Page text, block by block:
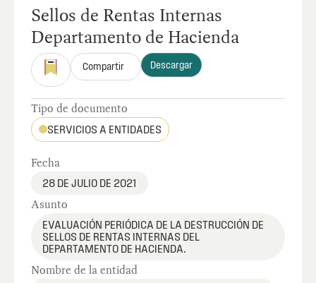
Sellos de Rentas Internas
Departamento de Hacienda
Compartir Descargar
Tipo de documento
SERVICIOS A ENTIDADES
Fecha
28 DE JULIO DE 2021
Asunto
EVALUACIÓN PERIÓDICA DE LA DESTRUCCIÓN DE
SELLOS DE RENTAS INTERNAS DEL
DEPARTAMENTO DE HACIENDA.
Nombre de la entidad